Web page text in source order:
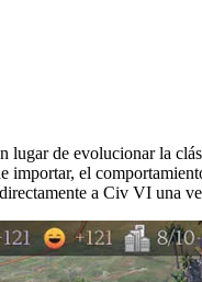
lugar de evolucionar la
importar, el
a Civ VI una